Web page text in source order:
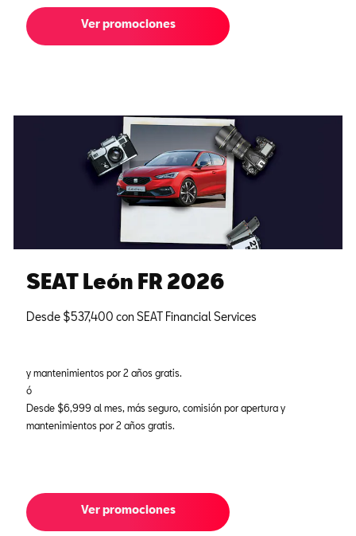
Ver promociones
SEAT León FR 2026
Desde $537,400 con SEAT Financial Services
y mantenimientos por 2 años gratis.
ó
Desde $6,999 al mes, más seguro, comisión por apertura y
mantenimientos por 2 años gratis.
Ver promociones